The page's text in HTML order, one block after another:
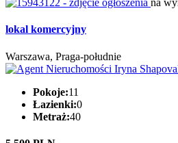
na
lokal komercyjny
Warszawa, Praga-południe
Pokoje:11
Łazienki:0
Metraż:40